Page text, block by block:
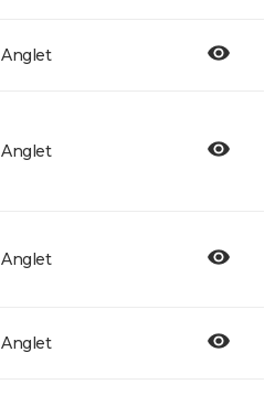
Anglet
Anglet
Anglet
Anglet